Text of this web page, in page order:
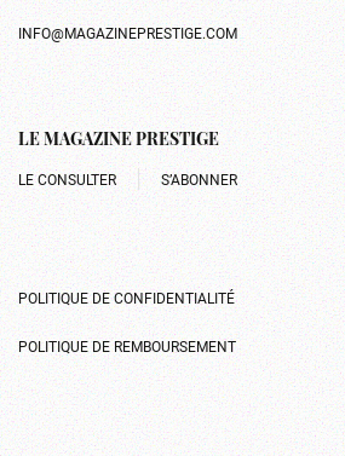
INFO@MAGAZINEPRESTIGE.COM
LE MAGAZINE PRESTIGE
LE CONSULTER S’ABONNER
POLITIQUE DE CONFIDENTIALITÉ
POLITIQUE DE REMBOURSEMENT